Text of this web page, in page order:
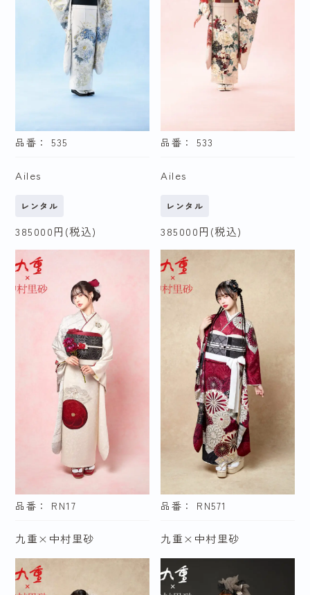
品番： 535
Ailes
レンタル
385000円(税込)
品番： 533
Ailes
レンタル
385000円(税込)
品番： RN17
九重×中村里砂
品番： RN571
九重×中村里砂